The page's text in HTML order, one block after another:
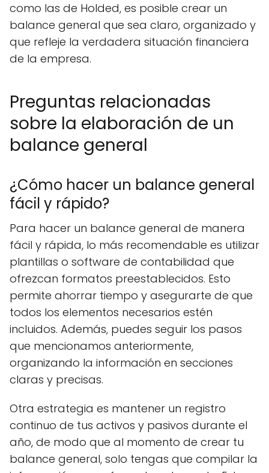
como las de Holded, es posible crear un
balance general que sea claro, organizado y
que refleje la verdadera situación financiera
de la empresa.
Preguntas relacionadas
sobre la elaboración de un
balance general
¿Cómo hacer un balance general
fácil y rápido?
Para hacer un balance general de manera
fácil y rápida, lo más recomendable es utilizar
plantillas o software de contabilidad que
ofrezcan formatos preestablecidos. Esto
permite ahorrar tiempo y asegurarte de que
todos los elementos necesarios estén
incluidos. Además, puedes seguir los pasos
que mencionamos anteriormente,
organizando la información en secciones
claras y precisas.
Otra estrategia es mantener un registro
continuo de tus activos y pasivos durante el
año, de modo que al momento de crear tu
balance general, solo tengas que compilar la